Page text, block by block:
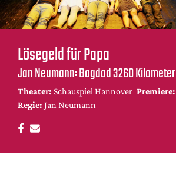
Bühnenwelt
Festivals & Veranstaltungen
Menschen & Theater
Themen
Internationales
Nachrufe
DdB-map
Lösegeld für Papa
Jan Neumann: Bagdad 3260 Kilometer
Theater: Schauspiel Hannover Premiere:
Regie: Jan Neumann